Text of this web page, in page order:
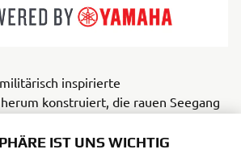
inspirierte
konstruiert, die rauen Seegang
Stil, schneller,
IST UNS WICHTIG